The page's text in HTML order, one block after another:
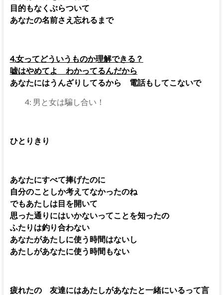
目的もなくぶらついて
あなたの名前さえ忘れるまで
4.女ってどういうものか理解できる？
嘘はやめてよ わかってるんだから
あなたにはうんざりしてるから 電話もしてこないで
4: 男と女は騙し合い！
ひとりきり
あなたにすべて捧げたのに
自分のことしか考えてなかったのね
でもあたしは目を開いて
思った通りにはいかないってことを知ったの
ふたりは釣り合わない
あなたがあたしに使う時間はないし
あたしがあなたに使う時間もない
疲れたの 友達にはあたしがあなたと一緒にいるって言